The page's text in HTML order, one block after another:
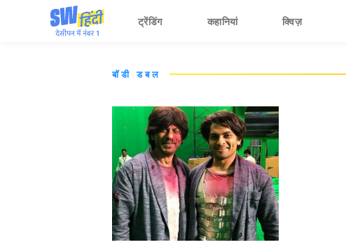
ट्रेंडिंग कहानियां क्विज़
बॉडी डबल